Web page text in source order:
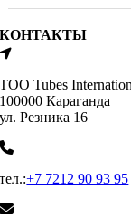
КОНТАКТЫ
ТОО Tubes
100000 Караганда
ул. Резника 16
тел.:+7 7212 90 93 95